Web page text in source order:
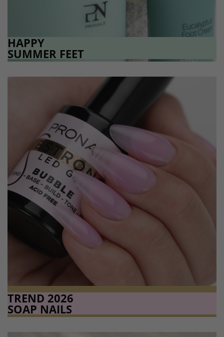
HAPPY
SUMMER FEET
TREND 2026
SOAP NAILS